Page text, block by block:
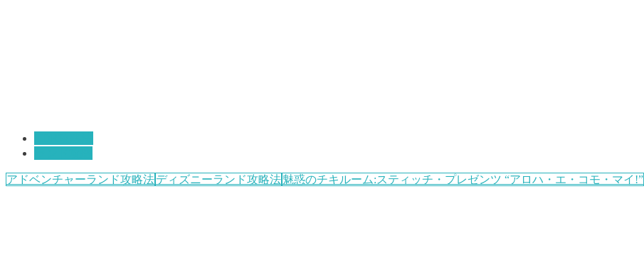
アドベンチャーランド攻略法ディズニーランド攻略法魅惑のチキルーム:スティッチ・プレゼンツ “アロハ・エ・コモ・マイ!”